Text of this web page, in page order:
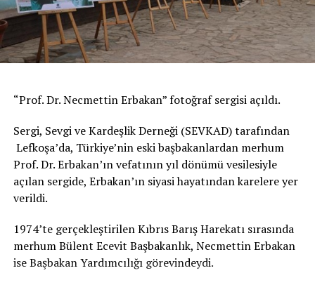
“Prof. Dr. Necmettin Erbakan” fotoğraf sergisi açıldı.
Sergi, Sevgi ve Kardeşlik Derneği (SEVKAD) tarafından
Lefkoşa’da, Türkiye’nin eski başbakanlardan merhum
Prof. Dr. Erbakan’ın vefatının yıl dönümü vesilesiyle
açılan sergide, Erbakan’ın siyasi hayatından karelere yer
verildi.
1974’te gerçekleştirilen Kıbrıs Barış Harekatı sırasında
merhum Bülent Ecevit Başbakanlık, Necmettin Erbakan
ise Başbakan Yardımcılığı görevindeydi.